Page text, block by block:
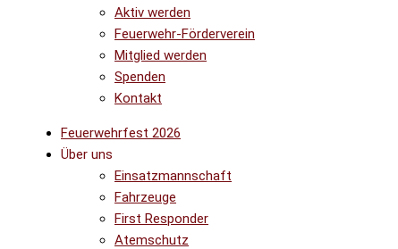
Aktiv werden
Feuerwehr-Förderverein
Mitglied werden
Spenden
Kontakt
Feuerwehrfest 2026
Über uns
Einsatzmannschaft
Fahrzeuge
First Responder
Atemschutz